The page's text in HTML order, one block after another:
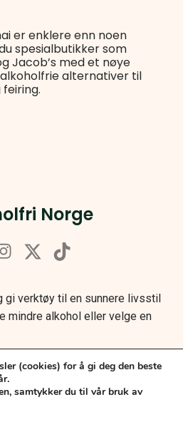
er enklere enn noen
spesialbutikker som
Jacob’s med et nøye
alternativer til
Norge
gi verktøy til en sunnere livsstil
mindre alkohol eller velge en
(cookies) for å gi deg den beste
samtykker du til vår bruk av